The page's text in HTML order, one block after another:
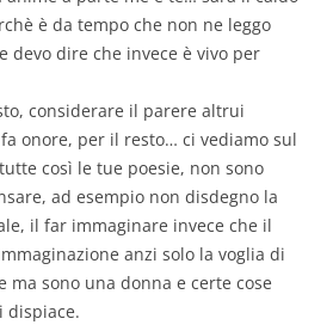
è da tempo che non ne leggo
devo dire che invece è vivo per
considerare il parere altrui
onore, per il resto… ci vediamo sul
così le tue poesie, non sono
ad esempio non disdegno la
il far immaginare invece che il
anzi solo la voglia di
ma sono una donna e certe cose
dispiace.